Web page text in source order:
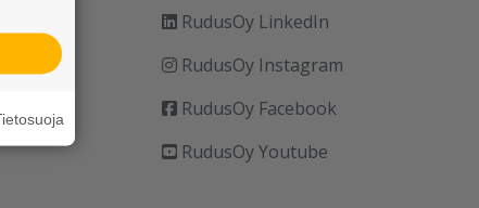
RudusOy LinkedIn
RudusOy Instagram
RudusOy Facebook
RudusOy Youtube